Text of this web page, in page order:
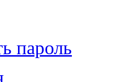
пароль